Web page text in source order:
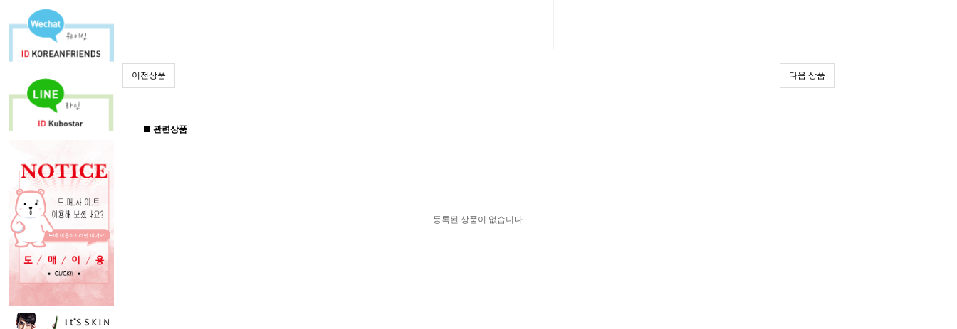
이전상품 다음 상품
관련상품
등록된 상품이 없습니다.